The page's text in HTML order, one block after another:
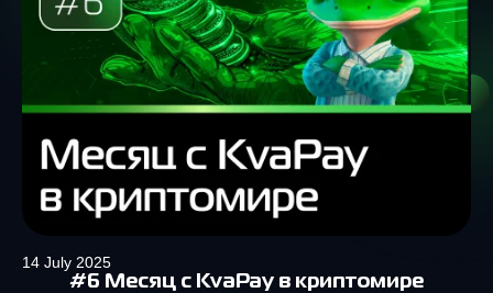
14 July 2025
#6 Месяц с KvaPay в криптомире